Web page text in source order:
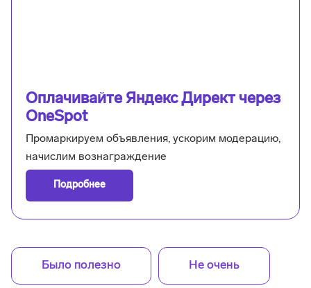
Оплачивайте Яндекс Директ через
OneSpot
Промаркируем объявления, ускорим модерацию,
начислим вознаграждение
Подробнее
Было полезно Не очень